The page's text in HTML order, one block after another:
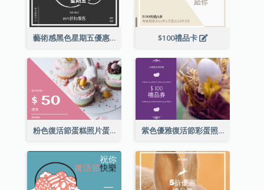
藝術感黑色星期五優惠券 $100禮品卡
粉色復活節蛋糕照片蛋糕店禮品卡 紫色優雅復活節彩蛋照片禮品卡